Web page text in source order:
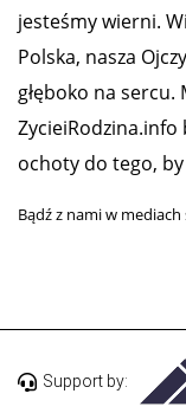
jesteśmy wierni.
Polska, nasza
głęboko na sercu.
ochoty do tego, by
Bądź z nami w
Support by: